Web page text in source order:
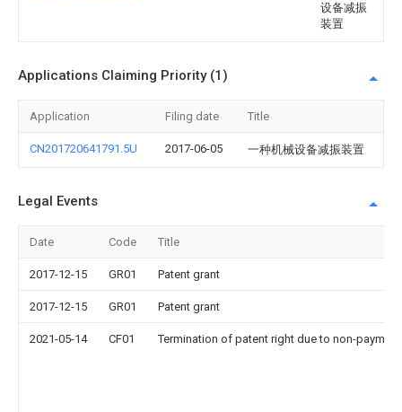
设备减振
装置
Applications Claiming Priority (1)
Application Filing date Title
CN201720641791.5U 2017-06-05 一种机械设备减振装置
Legal Events
Date Code Title
2017-12-15 GR01 Patent grant
2017-12-15 GR01 Patent grant
2021-05-14 CF01 Termination of patent right due to non-